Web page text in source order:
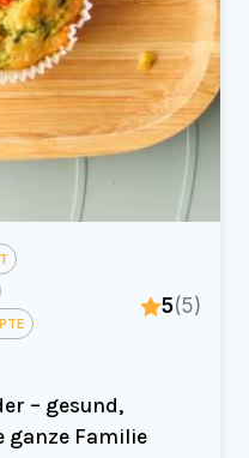
5(5)
– gesund,
Familie